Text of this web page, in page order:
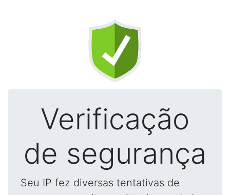
Verificação
de segurança
Seu IP fez diversas tentativas de